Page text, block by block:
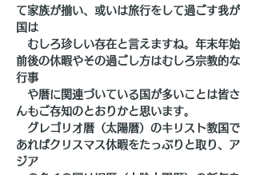
て家族が揃い、或いは旅行をして過ごす我が
国は
むしろ珍しい存在と言えますね。年末年始
前後の休暇やその過ごし方はむしろ宗教的な
行事
や暦に関連づいている国が多いことは皆さ
んもご存知のとおりかと思います。
グレゴリオ暦（太陽暦）のキリスト教国で
あればクリスマス休暇をたっぷりと取り、ア
ジア